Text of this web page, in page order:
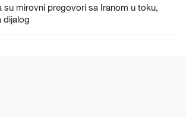
su mirovni pregovori sa Iranom u toku,
dijalog